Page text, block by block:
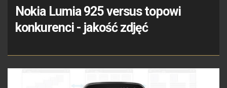
Nokia Lumia 925 versus topowi
konkurenci - jakość zdjęć